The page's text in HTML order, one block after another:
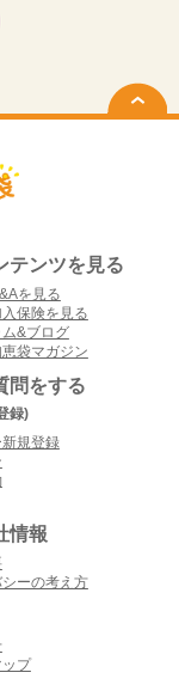
テンツを見る
を見る
保険を見る
&ブログ
袋マガジン
問をする
録)
規登録
情報
ーの考え方
プ